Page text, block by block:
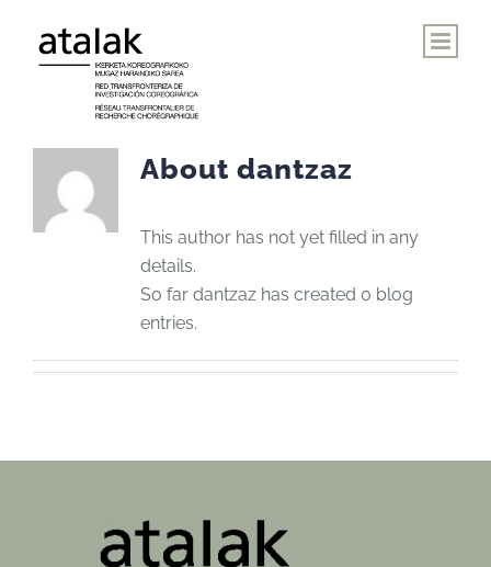
content
About dantzaz
This author has not yet filled in any
details.
So far dantzaz has created 0 blog
entries.